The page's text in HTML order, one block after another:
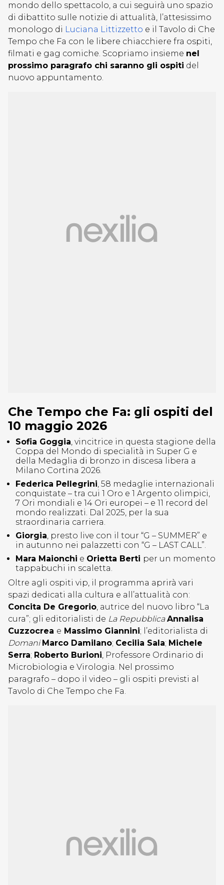
mondo dello spettacolo, a cui seguirà uno spazio
di dibattito sulle notizie di attualità, l’attesissimo
monologo di Luciana Littizzetto e il Tavolo di Che
Tempo che Fa con le libere chiacchiere fra ospiti,
filmati e gag comiche. Scopriamo insieme nel
prossimo paragrafo chi saranno gli ospiti del
nuovo appuntamento.
Che Tempo che Fa: gli ospiti del
10 maggio 2026
Sofia Goggia, vincitrice in questa stagione della
Coppa del Mondo di specialità in Super G e
della Medaglia di bronzo in discesa libera a
Milano Cortina 2026.
Federica Pellegrini, 58 medaglie internazionali
conquistate – tra cui 1 Oro e 1 Argento olimpici,
7 Ori mondiali e 14 Ori europei – e 11 record del
mondo realizzati. Dal 2025, per la sua
straordinaria carriera.
Giorgia, presto live con il tour “G – SUMMER” e
in autunno nei palazzetti con “G – LAST CALL”.
Mara Maionchi e Orietta Berti per un momento
tappabuchi in scaletta.
Oltre agli ospiti vip, il programma aprirà vari
spazi dedicati alla cultura e all’attualità con:
Concita De Gregorio, autrice del nuovo libro “La
cura”; gli editorialisti de La Repubblica Annalisa
Cuzzocrea e Massimo Giannini; l’editorialista di
Domani Marco Damilano; Cecilia Sala; Michele
Serra; Roberto Burioni, Professore Ordinario di
Microbiologia e Virologia. Nel prossimo
paragrafo – dopo il video – gli ospiti previsti al
Tavolo di Che Tempo che Fa.